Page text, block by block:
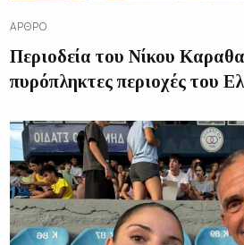
ΆΡΘΡΟ
Περιοδεία του Νίκου
πυρόπληκτες περιοχές του